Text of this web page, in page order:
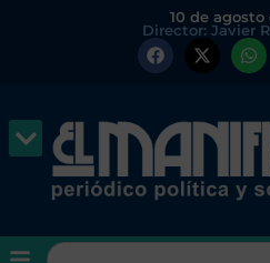
10 de agosto
Director: Javier